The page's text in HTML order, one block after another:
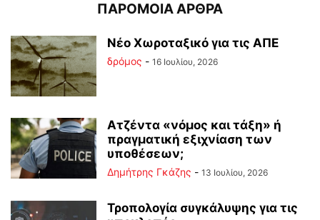
ΠΑΡΟΜΟΙΑ ΑΡΘΡΑ
Νέο Χωροταξικό για τις ΑΠΕ
δρόμος - 16 Ιουλίου, 2026
Ατζέντα «νόμος και τάξη» ή
πραγματική εξιχνίαση των
υποθέσεων;
Δημήτρης Γκάζης - 13 Ιουλίου, 2026
Τροπολογία συγκάλυψης για τις